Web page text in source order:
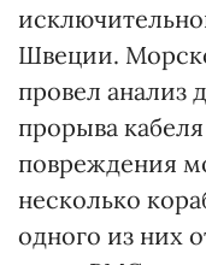
Швеции.
провел анализ
прорыва
повреждения
несколько
одного из них